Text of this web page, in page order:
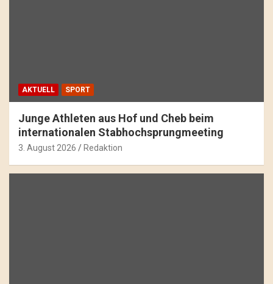
AKTUELL SPORT
Junge Athleten aus Hof und Cheb beim
internationalen Stabhochsprungmeeting
3. August 2026 Redaktion